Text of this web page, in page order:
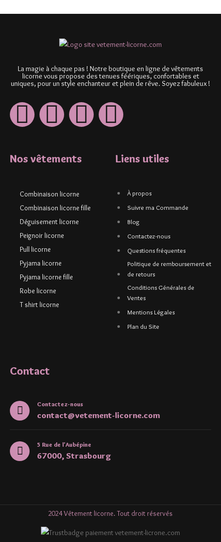
La magie à chaque pas ! Notre boutique en ligne de vêtements
licorne vous propose des tenues féériques, confortables et
uniques, pour un style enchanteur et plein de rêve. Soyez fabuleux !
Nos vêtements
Combinaison licorne
Combinaison licorne fille
Déguisement licorne
Peignoir licorne
Pull licorne
Pyjama licorne
Pyjama licorne fille
Robe licorne
T shirt licorne
Liens utiles
À propos
Suivre ma Commande
Blog
Contactez-nous
Questions fréquentes
Politique de remboursement et
de retours
Conditions Générales de
Ventes
Mentions Légales
Plan du Site
Contact
Contactez-nous
contact@vetement-licorne.com
5 Rue de l'Aubépine
67000, Strasbourg
2024 Vêtement licorne. Tout droit réservés